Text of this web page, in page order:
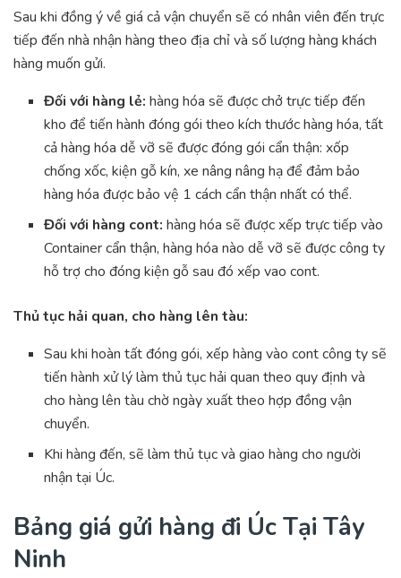
Sau khi đồng ý về giá cả vận chuyển sẽ có nhân viên đến trực
tiếp đến nhà nhận hàng theo địa chỉ và số lượng hàng khách
hàng muốn gửi.
Đối với hàng lẻ: hàng hóa sẽ được chở trực tiếp đến
kho để tiến hành đóng gói theo kích thước hàng hóa, tất
cả hàng hóa dễ vỡ sẽ được đóng gói cẩn thận: xốp
chống xốc, kiện gỗ kín, xe nâng nâng hạ để đảm bảo
hàng hóa được bảo vệ 1 cách cẩn thận nhất có thể.
Đối với hàng cont: hàng hóa sẽ được xếp trực tiếp vào
Container cẩn thận, hàng hóa nào dễ vỡ sẽ được công ty
hỗ trợ cho đóng kiện gỗ sau đó xếp vao cont.
Thủ tục hải quan, cho hàng lên tàu:
Sau khi hoàn tất đóng gói, xếp hàng vào cont công ty sẽ
tiến hành xử lý làm thủ tục hải quan theo quy định và
cho hàng lên tàu chờ ngày xuất theo hợp đồng vận
chuyển.
Khi hàng đến, sẽ làm thủ tục và giao hàng cho người
nhận tại Úc.
Bảng giá gửi hàng đi Úc Tại Tây
Ninh